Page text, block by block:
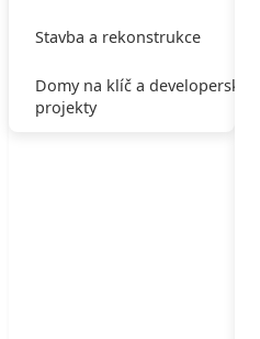
Stavba a rekonstrukce
Domy na klíč a developerské
projekty